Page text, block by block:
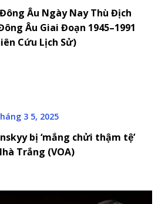
Âu Ngày Nay Thù Địch
Âu Giai Đoạn 1945–1991
Cứu Lịch Sử)
3 5, 2025
bị ‘mắng chửi thậm tệ’
Trắng (VOA)